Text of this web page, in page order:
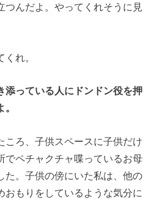
つんだよ。やってくれそうに見
れ。
添っている人にドンドン役を押
ころ、子供スペースに子供だけ
でペチャクチャ喋っているお母
た。子供の傍にいた私は、他の
おもりをしているような気分に